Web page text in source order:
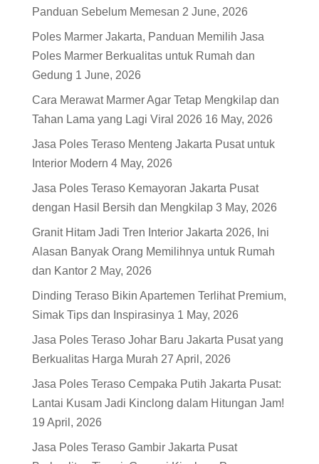
Panduan Sebelum Memesan 2 June, 2026
Poles Marmer Jakarta, Panduan Memilih Jasa
Poles Marmer Berkualitas untuk Rumah dan
Gedung 1 June, 2026
Cara Merawat Marmer Agar Tetap Mengkilap dan
Tahan Lama yang Lagi Viral 2026 16 May, 2026
Jasa Poles Teraso Menteng Jakarta Pusat untuk
Interior Modern 4 May, 2026
Jasa Poles Teraso Kemayoran Jakarta Pusat
dengan Hasil Bersih dan Mengkilap 3 May, 2026
Granit Hitam Jadi Tren Interior Jakarta 2026, Ini
Alasan Banyak Orang Memilihnya untuk Rumah
dan Kantor 2 May, 2026
Dinding Teraso Bikin Apartemen Terlihat Premium,
Simak Tips dan Inspirasinya 1 May, 2026
Jasa Poles Teraso Johar Baru Jakarta Pusat yang
Berkualitas Harga Murah 27 April, 2026
Jasa Poles Teraso Cempaka Putih Jakarta Pusat:
Lantai Kusam Jadi Kinclong dalam Hitungan Jam!
19 April, 2026
Jasa Poles Teraso Gambir Jakarta Pusat